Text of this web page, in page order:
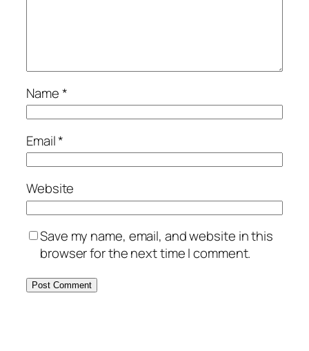
Name*
Email*
Website
Save my name, email, and website in this
browser for the next time I comment.